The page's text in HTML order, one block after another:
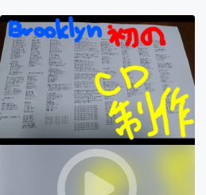
テクノロジー・ガジェット
映像・映画
ビジネス・起業
まちづくり・地域活性化